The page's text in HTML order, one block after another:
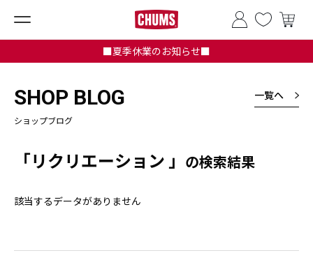
■夏季休業のお知らせ■
SHOP BLOG
ショップブログ
一覧へ
「リクリエーション 」 の検索結果
該当するデータがありません